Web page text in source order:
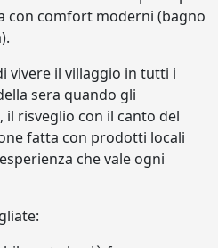
con comfort moderni (bagno
vivere il villaggio in tutti i
sera quando gli
il risveglio con il canto del
fatta con prodotti locali
che vale ogni